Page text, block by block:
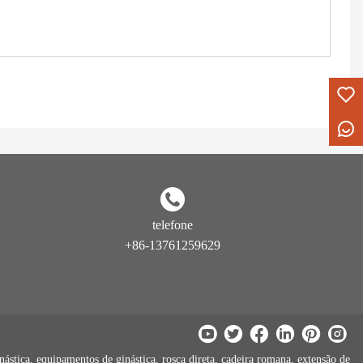
telefone
+86-13761259629
equipamentos de ginástica, rosca direta, cadeira romana, extensão de